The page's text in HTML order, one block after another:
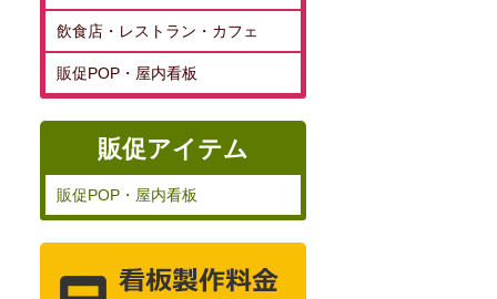
飲食店・レストラン・カフェ
販促POP・屋内看板
販促アイテム
販促POP・屋内看板